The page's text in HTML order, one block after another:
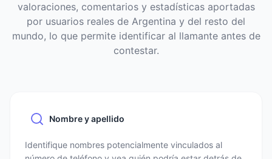
valoraciones, comentarios y estadísticas aportadas
por usuarios reales de Argentina y del resto del
mundo, lo que permite identificar al llamante antes de
contestar.
Nombre y apellido
Identifique nombres potencialmente vinculados al